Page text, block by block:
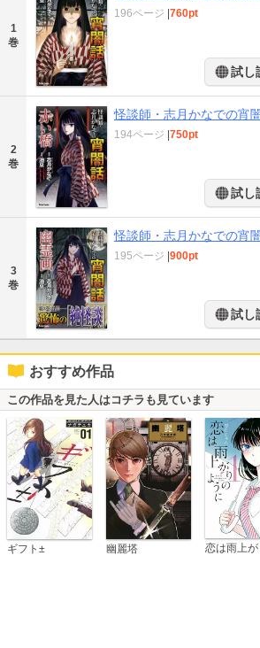
1
巻
196ページ 760pt
試し
2
巻
怪談師・志月かなでの宵
194ページ 750pt
試し
3
巻
怪談師・志月かなでの
195ページ 900pt
試し
おすすめ作品
この作品を見た人はコチラも見ています
ギフト± 幽麗塔